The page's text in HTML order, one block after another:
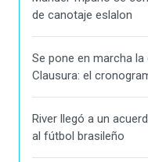
de canotaje eslalon
Se pone en marcha
Clausura: el
River llegó a un
al fútbol brasileño